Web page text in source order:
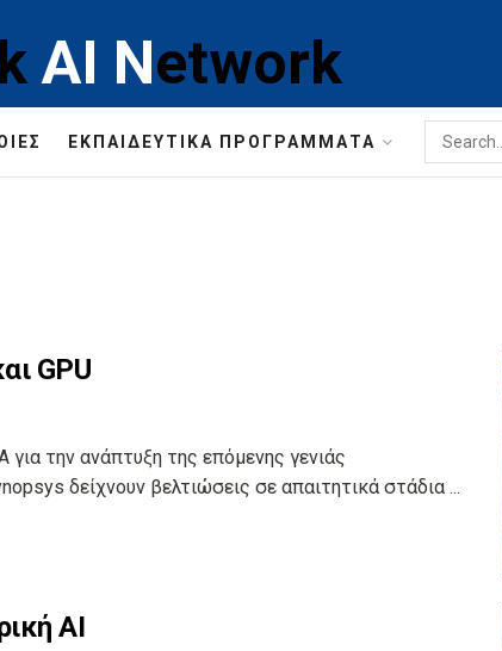
AI Network
ΕΚΠΑΙΔΕΥΤΙΚΆ ΠΡΟΓΡΆΜΜΑΤΑ
GPU
την ανάπτυξη της επόμενης γενιάς
δείχνουν βελτιώσεις σε απαιτητικά στάδια ...
AI